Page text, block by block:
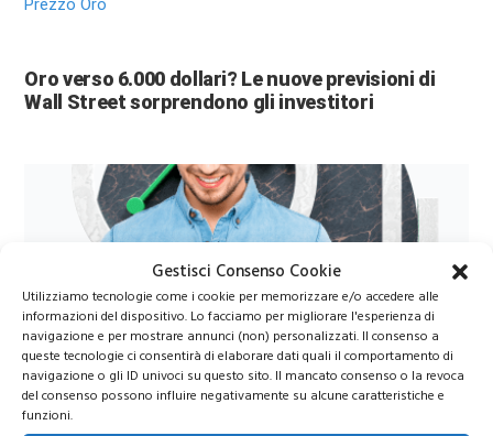
Gestisci Consenso Cookie
Utilizziamo tecnologie come i cookie per memorizzare e/o accedere alle
informazioni del dispositivo. Lo facciamo per migliorare l'esperienza di
navigazione e per mostrare annunci (non) personalizzati. Il consenso a
queste tecnologie ci consentirà di elaborare dati quali il comportamento di
navigazione o gli ID univoci su questo sito. Il mancato consenso o la revoca
del consenso possono influire negativamente su alcune caratteristiche e
funzioni.
Prezzo Oro
Oro verso 6.000 dollari? Le nuove previsioni di
Wall Street sorprendono gli investitori
Azioni Bance Europee